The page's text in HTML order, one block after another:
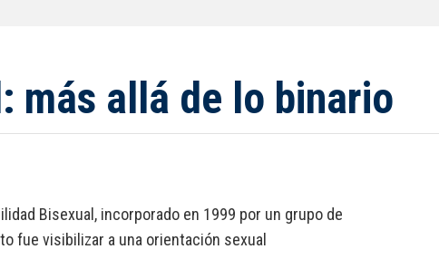
más allá de lo binario
Bisexual, incorporado en 1999 por un grupo de
fue visibilizar a una orientación sexual